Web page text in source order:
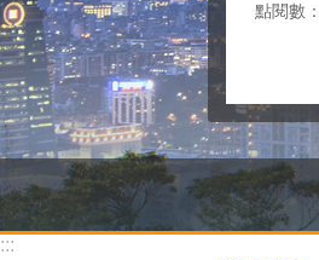
點閱數：
:::